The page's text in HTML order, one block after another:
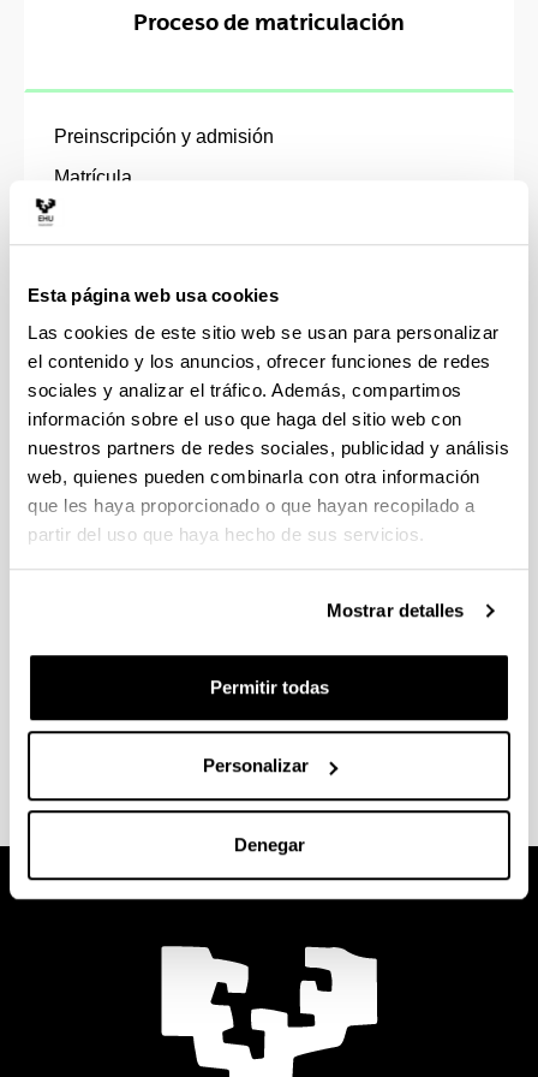
Esta página web usa cookies
Las cookies de este sitio web se usan para personalizar
el contenido y los anuncios, ofrecer funciones de redes
sociales y analizar el tráfico. Además, compartimos
información sobre el uso que haga del sitio web con
nuestros partners de redes sociales, publicidad y análisis
web, quienes pueden combinarla con otra información
que les haya proporcionado o que hayan recopilado a
partir del uso que haya hecho de sus servicios.
Mostrar detalles
Permitir todas
Personalizar
Denegar
Proceso de matriculación
Preinscripción y admisión
Matrícula
Autorización para cursar estudios de máster
universitario en la UPV/EHU con titulación
extranjera ajena al EEES
Otros trámites